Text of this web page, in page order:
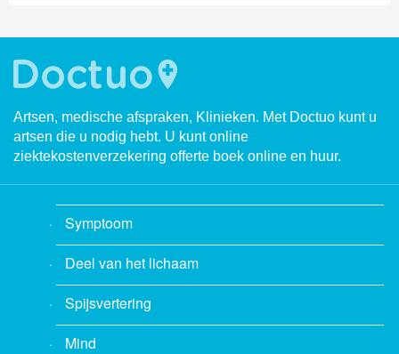
Artsen, medische afspraken, Klinieken. Met Doctuo kunt u
artsen die u nodig hebt. U kunt online
ziektekostenverzekering offerte boek online en huur.
Symptoom
Deel van het lichaam
Spijsvertering
Mind